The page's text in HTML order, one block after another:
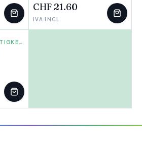
CHF 21.60
IVA INCL.
ANTI-FALTEN- FEUCHTIGKEITS CREMES